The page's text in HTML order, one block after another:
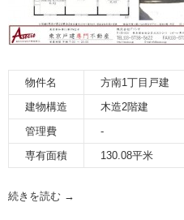
物件名 方南1丁目戸建
建物構造
木造2階建
管理費
-
専有面積
130.08平米
続きを読む →